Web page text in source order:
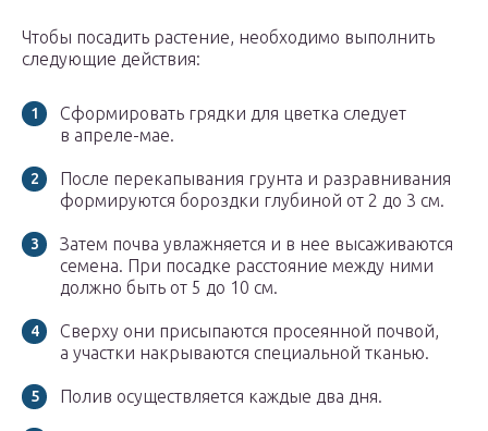
Чтобы посадить растение, необходимо выполнить
следующие действия:
Сформировать грядки для цветка следует
в апреле-мае.
После перекапывания грунта и разравнивания
формируются бороздки глубиной от 2 до 3 см.
Затем почва увлажняется и в нее высаживаются
семена. При посадке расстояние между ними
должно быть от 5 до 10 см.
Сверху они присыпаются просеянной почвой,
а участки накрываются специальной тканью.
Полив осуществляется каждые два дня.